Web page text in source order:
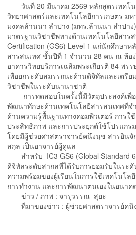
วันที่ 20 มีนาคม 2569 หลักสูตรเทคโน
วิทยาศาสตร์และเทคโนโลยีการเกษตร ม
มงคลล้านนา ลำปาง (มทร.ล้านนา ลำปา
มาตรฐานวิชาชีพทางด้านเทคโนโลยีสารส
Certification (GS6) Level 1 แก่นักศึกษาห
สารสนเทศ ชั้นปีที่ 1 จำนวน 28 คน ณ ห้อง
อาคารวิทยบริการเฉลิมพระเกียรติ 84 พร
เพื่อยกระดับสมรรถนะด้านดิจิทัลและเตรี
วิชาชีพในระดับนานาชาติ
การทดสอบในครั้งนี้มีวัตถุประสงค์เพื่อ
พัฒนาทักษะด้านเทคโนโลยีสารสนเทศที่จ
ด้านความรู้พื้นฐานทางคอมพิวเตอร์ การใ
ประสิทธิภาพ และการประยุกต์ใช้โปรแกร
โดยมีผู้ช่วยศาสตราจารย์คนึงนุช สารอินจั
สกุล เป็นอาจารย์ผู้ดูแล
สำหรับ IC3 GS6 (Global Standard
ดิจิทัลระดับสากลที่ได้รับการยอมรับในระ
ความพร้อมของผู้เรียนในการใช้เทคโนโล
การทำงาน และการพัฒนาตนเองในอนาคต
ข่าว / ภาพ : จารุวรรณ สุยะ
ที่มาของข่าว : ผู้ช่วยศาสตราจารย์คนึ